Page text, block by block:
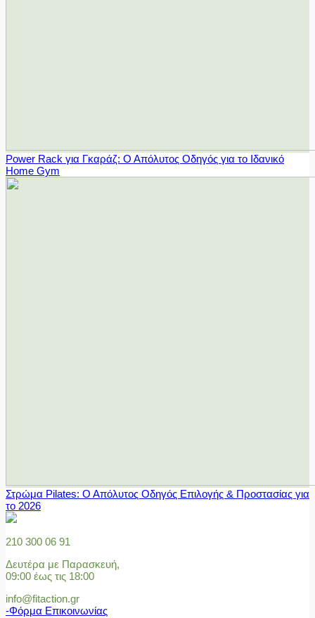
Power Rack για Γκαράζ: Ο Απόλυτος Οδηγός για το Ιδανικό
Home Gym
Στρώμα Pilates: Ο Απόλυτος Οδηγός Επιλογής & Προστασίας για
το 2026
210 300 06 91
Δευτέρα με Παρασκευή,
09:00 έως τις 18:00
info@fitaction.gr
-Φόρμα Επικοινωνίας